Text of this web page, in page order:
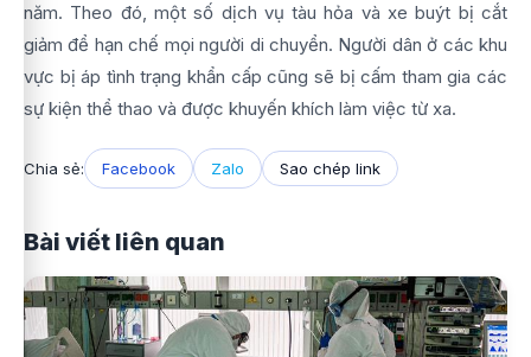
năm. Theo đó, một số dịch vụ tàu hỏa và xe buýt bị cắt
giảm để hạn chế mọi người di chuyển. Người dân ở các khu
vực bị áp tình trạng khẩn cấp cũng sẽ bị cấm tham gia các
sự kiện thể thao và được khuyến khích làm việc từ xa.
Chia sẻ: Facebook Zalo Sao chép link
Bài viết liên quan